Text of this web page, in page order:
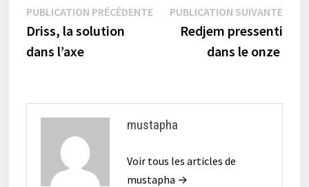
Navigation
de
PUBLICATION PRÉCÉDENTEPublication
précédente :
Driss, la solution
dans l’axe
PUBLICATION SUIVANTE
Redjem pressenti
dans le onze
mustapha
Voir tous les articles de
mustapha →